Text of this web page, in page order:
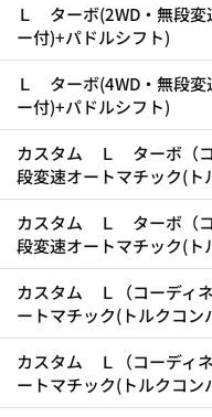
Ｌ ターボ(2WD・無段変
ー付)+パドルシフト)
Ｌ ターボ(4WD・無段変
ー付)+パドルシフト)
カスタム Ｌ ターボ（コ
段変速オートマチック(
カスタム Ｌ ターボ（コ
段変速オートマチック(
カスタム Ｌ（コーディ
ートマチック(トルクコン
カスタム Ｌ（コーディ
ートマチック(トルクコン